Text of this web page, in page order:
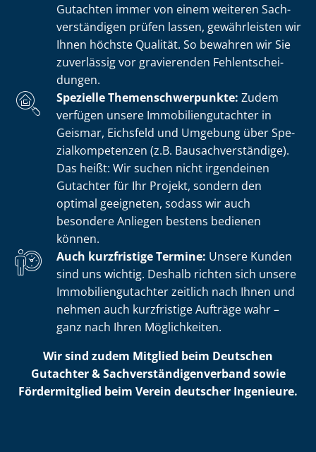
Gutachten immer von einem weiteren Sach­
ver­stän­di­gen prüfen lassen, gewährleisten wir
Ihnen höchste Qualität. So bewahren wir Sie
zuverlässig vor gravierenden Fehl­ent­schei­
dun­gen.
Spezielle The­men­schwer­punk­te: Zudem
verfügen unsere Im­mo­bi­li­en­gut­ach­ter in
Geismar, Eichsfeld und Umgebung über Spe­
zi­al­kom­pe­ten­zen (z.B. Bau­sach­ver­stän­di­ge).
Das heißt: Wir suchen nicht irgendeinen
Gutachter für Ihr Projekt, sondern den
optimal geeigneten, sodass wir auch
besondere Anliegen bestens bedienen
können.
Auch kurzfristige Termine: Unsere Kunden
sind uns wichtig. Deshalb richten sich unsere
Im­mo­bi­li­en­gut­ach­ter zeitlich nach Ihnen und
nehmen auch kurzfristige Aufträge wahr –
ganz nach Ihren Möglichkeiten.
Wir sind zudem Mitglied beim Deutschen
Gutachter & Sach­ver­stän­di­gen­ver­band sowie
Fördermitglied beim Verein deutscher Ingenieure.